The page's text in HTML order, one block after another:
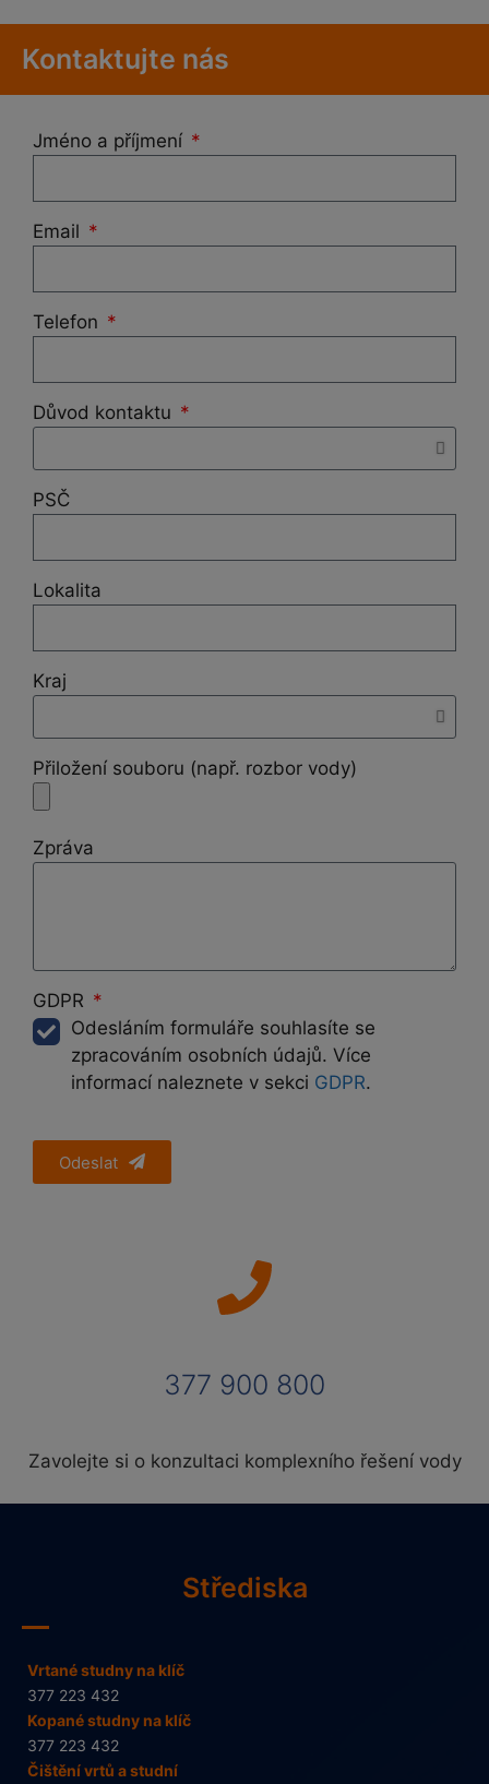
e
Kontaktujte nás
Jméno a příjmení
Email
Telefon
Důvod kontaktu
PSČ
Lokalita
Kraj
Přiložení souboru (např. rozbor vody)
Zpráva
GDPR
Odesláním formuláře souhlasíte se
zpracováním osobních údajů. Více
informací naleznete v sekci GDPR.
Odeslat
377 900 800
Zavolejte si o konzultaci komplexního řešení vody
Střediska
Vrtané studny na klíč
377 223 432
Kopané studny na klíč
377 223 432
Čištění vrtů a studní